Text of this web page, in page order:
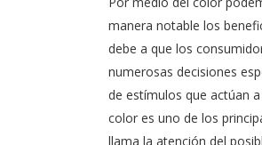
manera notable los
debe a que los
numerosas decisiones
de estímulos que actúan
color es uno de los
llama la atención del